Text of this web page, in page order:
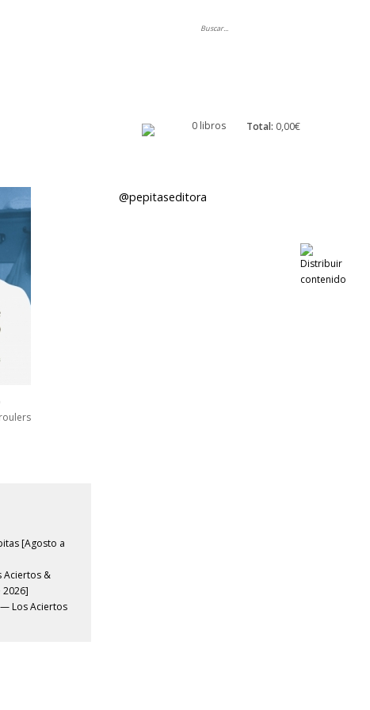
[Agosto a
Aciertos &
2026]
Los Aciertos
0 libros Total: 0,00€
@pepitaseditora